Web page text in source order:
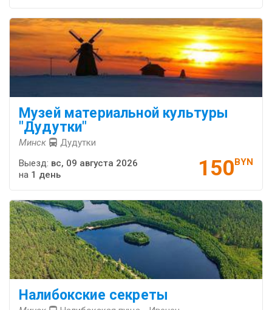
Музей ма­те­ри­аль­ной куль­ту­ры
"Ду­дутки"
Минск Дудутки
150BYN
Выезд: вс, 09 августа 2026
на 1 день
Налибокские секреты